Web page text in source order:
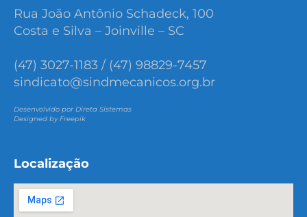
Rua João Antônio Schadeck, 100
Costa e Silva – Joinville – SC
(47) 3027-1183 / (47) 98829-7457
sindicato@sindmecanicos.org.br
Desenvolvido por Direta Sistemas
Designed by Freepik
Localização